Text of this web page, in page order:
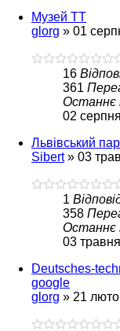
Музей ТТ
glorg » 01
16
361
Останнє
02
Львівський
Sibert» 03
1
358
Останнє
03
Deutsches-
google
glorg » 21